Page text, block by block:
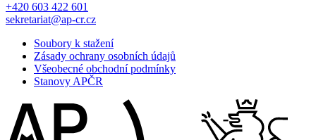
+420 603 422 601
sekretariat@ap-cr.cz
Soubory k stažení
Zásady ochrany osobních údajů
Všeobecné obchodní podmínky
Stanovy APČR